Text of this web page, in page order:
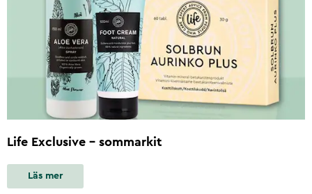
Life Exclusive - sommarkit
Läs mer